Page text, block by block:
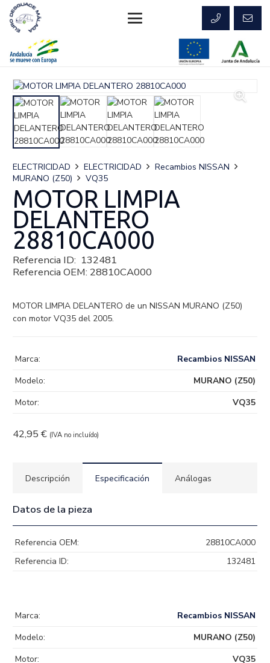
ELECTRICIDAD ELECTRICIDAD
Recambios NISSAN
MURANO (Z50)
VQ35
MOTOR LIMPIA
DELANTERO
28810CA000
Referencia ID: 132481
Referencia OEM: 28810CA000
MOTOR LIMPIA DELANTERO de un NISSAN MURANO (Z50)
con motor VQ35 del 2005.
42,95 € (IVA no incluído)
Marca:
Recambios NISSAN
Modelo:
MURANO (Z50)
Motor:
VQ35
Descripción Especificación Análogas
Datos de la pieza
Referencia OEM:
28810CA000
Referencia ID:
132481
Marca:
Recambios NISSAN
Modelo:
MURANO (Z50)
Motor:
VQ35